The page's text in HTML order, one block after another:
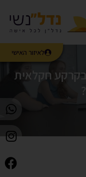
לאיזור האישי
חקלאית